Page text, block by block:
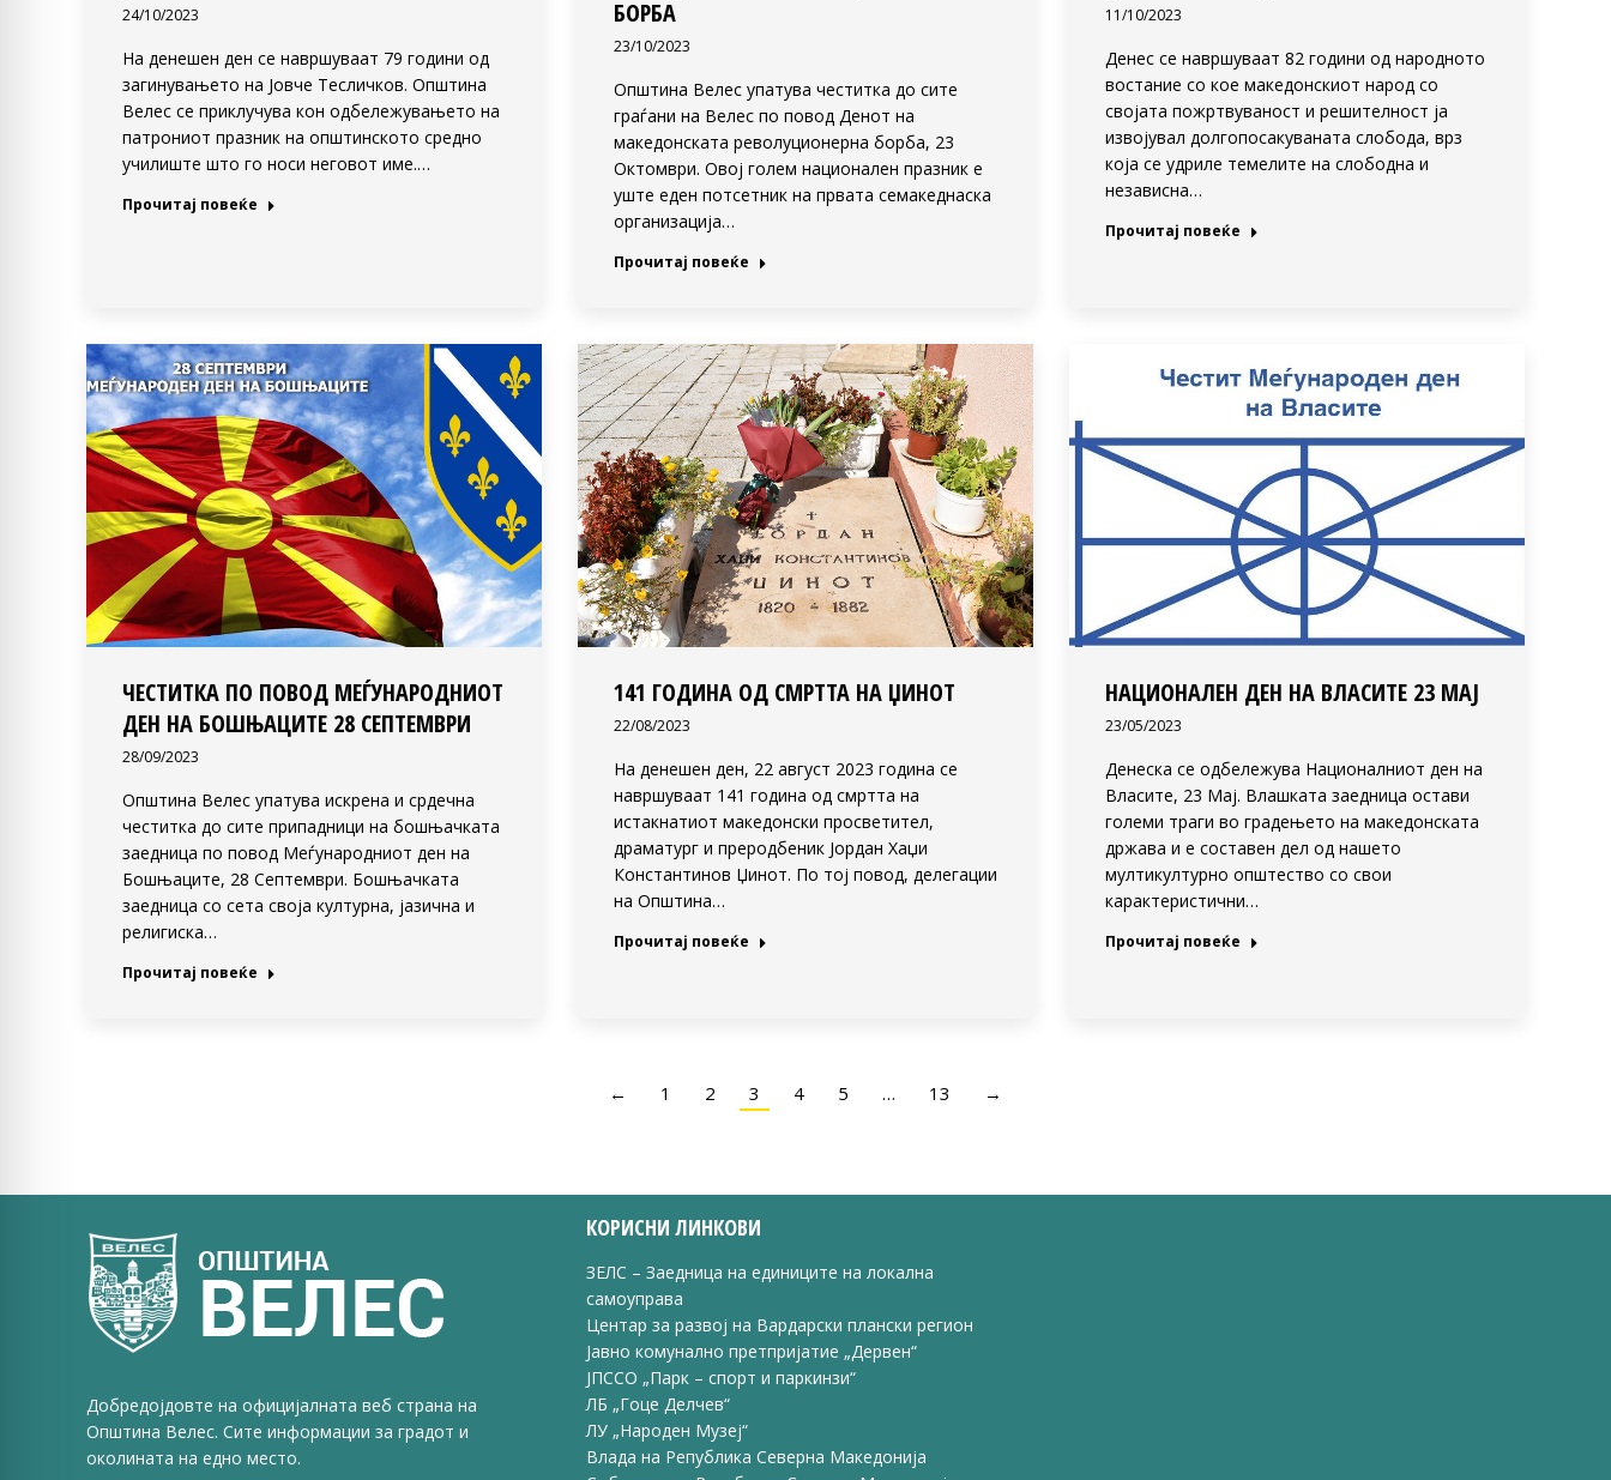
24/10/2023
На денешен ден се навршуваат 79 години од
загинувањето на Јовче Тесличков. Општина
Велес се приклучува кон одбележувањето на
патрониот празник на општинското средно
училиште што го носи неговот име.…
Прочитај повеќе
БОРБА
23/10/2023
Општина Велес упатува честитка до сите
граѓани на Велес по повод Денот на
македонската револуционерна борба, 23
Октомври. Овој голем национален празник е
уште еден потсетник на првата семакеднаска
организација…
Прочитај повеќе
11/10/2023
Денес се навршуваат 82 години од народното
востание со кое македонскиот народ со
својата пожртвуваност и решителност ја
извојувал долгопосакуваната слобода, врз
која се удриле темелите на слободна и
независна…
Прочитај повеќе
ЧЕСТИТКА ПО ПОВОД МЕЃУНАРОДНИОТ
ДЕН НА БОШЊАЦИТЕ 28 СЕПТЕМВРИ
28/09/2023
Општина Велес упатува искрена и срдечна
честитка до сите припадници на бошњачката
заедница по повод Меѓународниот ден на
Бошњаците, 28 Септември. Бошњачката
заедница со сета своја културна, јазична и
религиска…
Прочитај повеќе
141 ГОДИНА ОД СМРТТА НА ЏИНОТ
22/08/2023
На денешен ден, 22 август 2023 година се
навршуваат 141 година од смртта на
истакнатиот македонски просветител,
драматург и преродбеник Јордан Хаџи
Константинов Џинот. По тој повод, делегации
на Општина…
Прочитај повеќе
НАЦИОНАЛЕН ДЕН НА ВЛАСИТЕ 23 МАЈ
23/05/2023
Денеска се одбележува Националниот ден на
Власите, 23 Мај. Влашката заедница остави
големи траги во градењето на македонската
држава и е составен дел од нашето
мултикултурно општество со свои
карактеристични…
Прочитај повеќе
← 1 2 3 4 5 … 13 →
Добредојдовте на официјалната веб страна на
Општина Велес. Сите информации за градот и
околината на едно место.
КОРИСНИ ЛИНКОВИ
ЗЕЛС – Заедница на единиците на локална
самоуправа
Центар за развој на Вардарски плански регион
Јавно комунално претпријатие „Дервен“
ЈПССО „Парк – спорт и паркинзи“
ЛБ „Гоце Делчев“
ЛУ „Народен Музеј“
Влада на Република Северна Македонија